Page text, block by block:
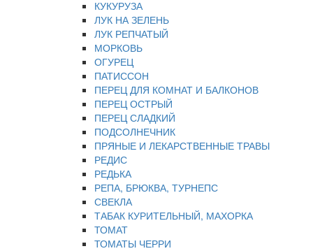
КУКУРУЗА
ЛУК НА ЗЕЛЕНЬ
ЛУК РЕПЧАТЫЙ
МОРКОВЬ
ОГУРЕЦ
ПАТИССОН
ПЕРЕЦ ДЛЯ КОМНАТ И БАЛКОНОВ
ПЕРЕЦ ОСТРЫЙ
ПЕРЕЦ СЛАДКИЙ
ПОДСОЛНЕЧНИК
ПРЯНЫЕ И ЛЕКАРСТВЕННЫЕ ТРАВЫ
РЕДИС
РЕДЬКА
РЕПА, БРЮКВА, ТУРНЕПС
СВЕКЛА
ТАБАК КУРИТЕЛЬНЫЙ, МАХОРКА
ТОМАТ
ТОМАТЫ ЧЕРРИ